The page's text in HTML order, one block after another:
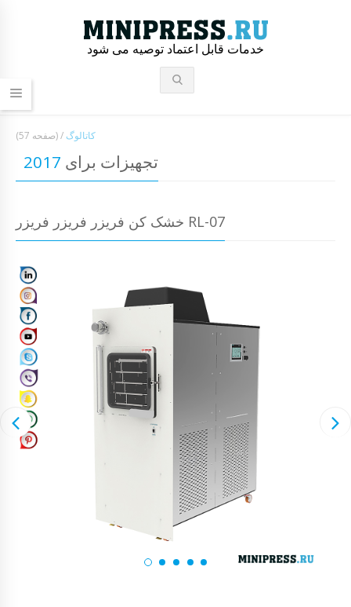
خدمات قابل اعتماد توصیه می شود
کاتالوگ /(صفحه 57)
تجهیزات برای 2017
خشک کن فریزر فریزر فریزر RL-07